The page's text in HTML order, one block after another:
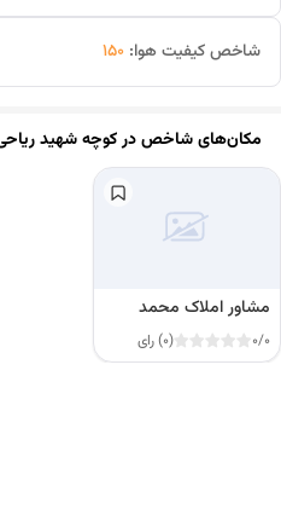
شاخص کیفیت هوا: 150
مکان‌های شاخص درکوچه شهید ریاحی
مشاور املاک محمد
0/0 (0) رای